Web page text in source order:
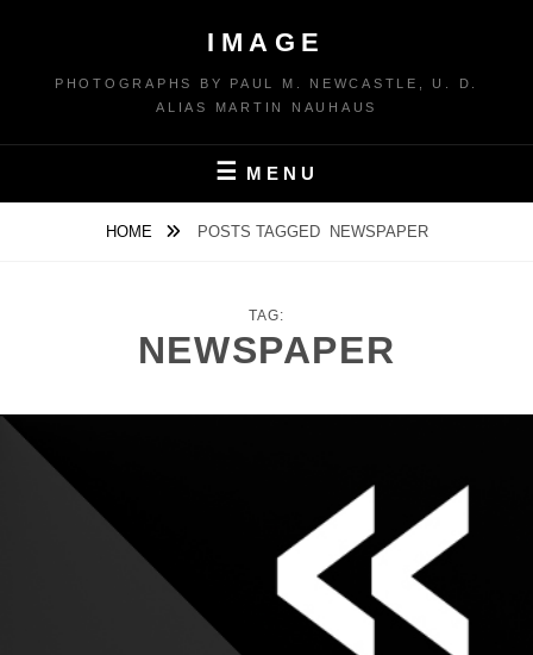
content
IMAGE
PHOTOGRAPHS BY PAUL M. NEWCASTLE, U. D.
ALIAS MARTIN NAUHAUS
MENU
HOME POSTS TAGGED NEWSPAPER
TAG:
NEWSPAPER